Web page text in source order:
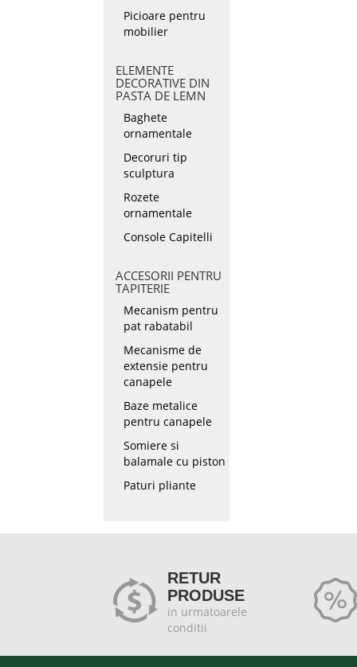
Picioare pentru
mobilier
ELEMENTE
DECORATIVE DIN
PASTA DE LEMN
Baghete
ornamentale
Decoruri tip
sculptura
Rozete
ornamentale
Console Capitelli
ACCESORII PENTRU
TAPITERIE
Mecanism pentru
pat rabatabil
Mecanisme de
extensie pentru
canapele
Baze metalice
pentru canapele
Somiere si
balamale cu piston
Paturi pliante
RETUR
PRODUSE
in urmatoarele
conditii